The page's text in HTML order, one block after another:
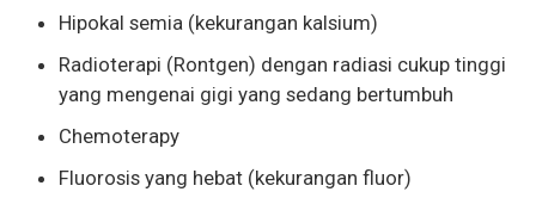
Hipokal semia (kekurangan kalsium)
Radioterapi (Rontgen) dengan radiasi cukup tinggi
yang mengenai gigi yang sedang bertumbuh
Chemoterapy
Fluorosis yang hebat (kekurangan fluor)